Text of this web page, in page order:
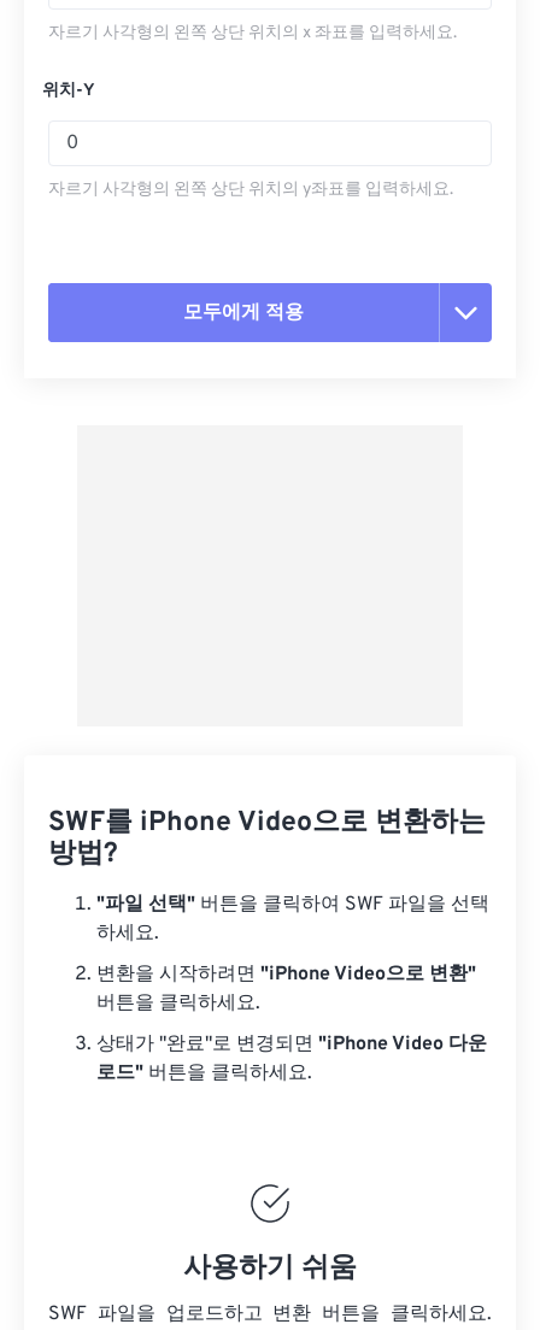
자르기 사각형의 왼쪽 상단 위치의 x 좌표를 입력하세요.
위치-Y
자르기 사각형의 왼쪽 상단 위치의 y좌표를 입력하세요.
모두에게 적용
SWF를 iPhone Video으로 변환하는
방법?
"파일 선택" 버튼을 클릭하여 SWF 파일을 선택
하세요.
변환을 시작하려면 "iPhone Video으로 변환"
버튼을 클릭하세요.
상태가 "완료"로 변경되면 "iPhone Video 다운
로드" 버튼을 클릭하세요.
사용하기 쉬움
SWF 파일을 업로드하고 변환 버튼을 클릭하세요.